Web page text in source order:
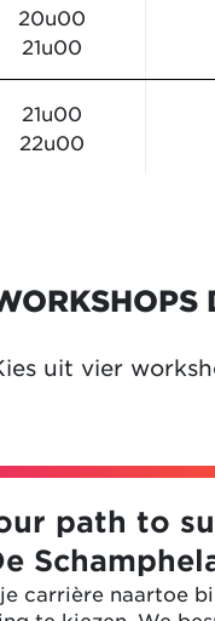
20u00
21u00
21u00
22u00
uit vier
path to
carrière naartoe